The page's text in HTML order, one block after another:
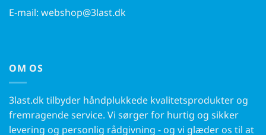
E-mail: webshop@3last.dk
OM OS
3last.dk tilbyder håndplukkede kvalitetsprodukter og
fremragende service. Vi sørger for hurtig og sikker
levering og personlig rådgivning - og vi glæder os til at